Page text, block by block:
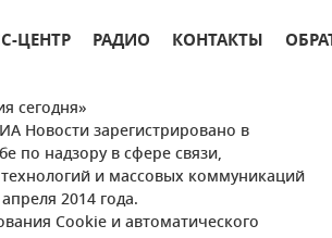
ЦЕНТР РАДИО КОНТАКТЫ
сегодня»
Новости зарегистрировано в
по надзору в сфере связи,
и массовых коммуникаций
2014 года.
Cookie и автоматического